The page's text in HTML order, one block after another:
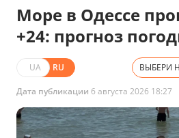
Море в Одессе
+24: прогноз
UA RU ВЫБЕРИ
Дата публикации 6 августа 2026 18:27